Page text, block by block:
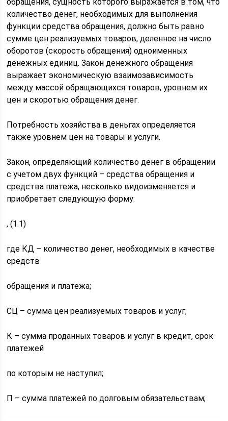
количество денег, необходимых для выполнения
функции средства обращения, должно быть равно
сумме цен реализуемых товаров, деленное на число
оборотов (скорость обращения) одноименных
денежных единиц. Закон денежного обращения
выражает экономическую взаимозависимость
между массой обращающихся товаров, уровнем их
цен и скоротью обращения денег.
Потребность хозяйства в деньгах определяется
также уровнем цен на товары и услуги.
Закон, определяющий количество денег в обращении
с учетом двух функций – средства обращения и
средства платежа, несколько видоизменяется и
приобретает следующую форму:
, (1.1)
где КД – количество денег, необходимых в качестве
средств
обращения и платежа;
СЦ – сумма цен реализуемых товаров и услуг;
К – сумма проданных товаров и услуг в кредит, срок
платежей
по которым не наступил;
П – сумма платежей по долговым обязательствам;